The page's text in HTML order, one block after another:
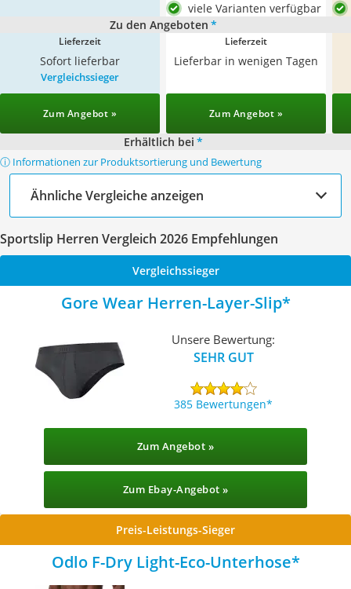
viele Varianten verfügbar
Zu den Angeboten *
Lieferzeit
Sofort lieferbar
Lieferzeit
Lieferbar in wenigen Tagen
Vergleichssieger
Zum Angebot » Zum Angebot »
Erhältlich bei *
ⓘ Informationen zur Produktsortierung und Bewertung
Ähnliche Vergleiche anzeigen
Sportslip Herren Vergleich 2026 Empfehlungen
Vergleichssieger
Gore Wear Herren-Layer-Slip
Unsere Bewertung:
SEHR GUT
385 Bewertungen
Zum Angebot »
Zum Ebay-Angebot »
Preis-Leistungs-Sieger
Odlo F-Dry Light-Eco-Unterhose